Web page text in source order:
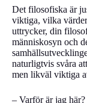
Det filosofiska är
viktiga, vilka
uttrycker, din
människosyn och
naturligtvis svåra
men likväl viktiga
– Varför är jag här?